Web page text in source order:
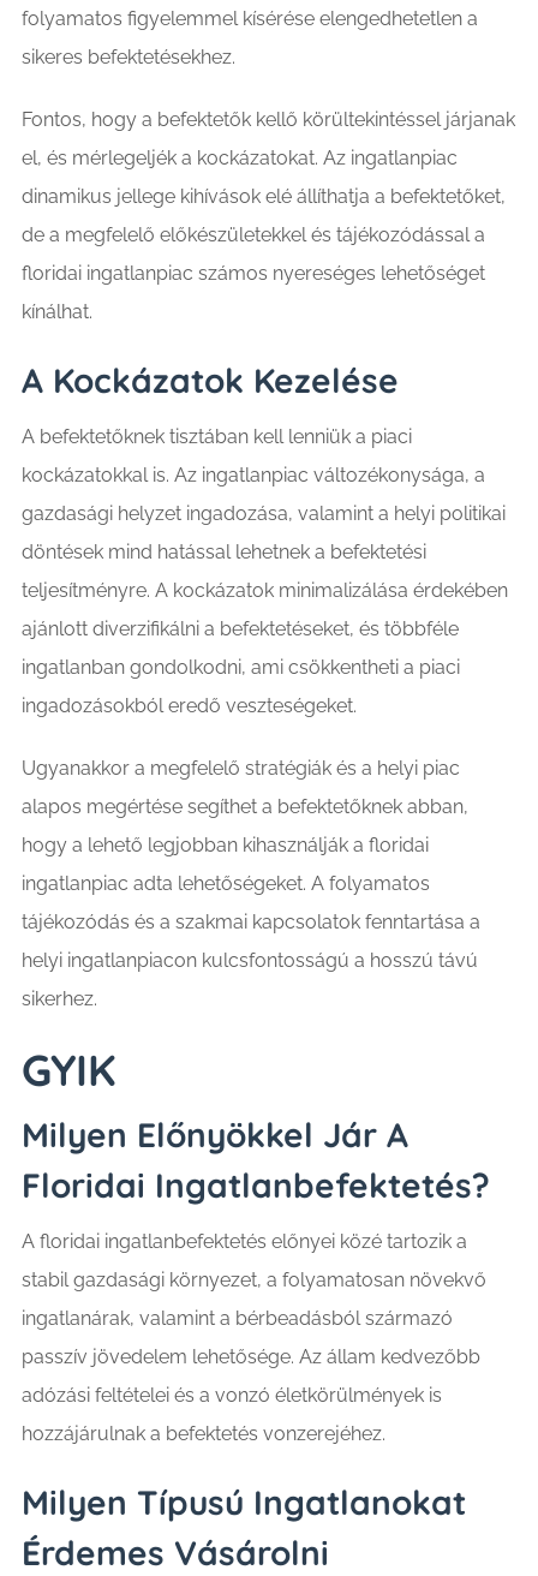
folyamatos figyelemmel kísérése elengedhetetlen a
sikeres befektetésekhez.
Fontos, hogy a befektetők kellő körültekintéssel járjanak
el, és mérlegeljék a kockázatokat. Az ingatlanpiac
dinamikus jellege kihívások elé állíthatja a befektetőket,
de a megfelelő előkészületekkel és tájékozódással a
floridai ingatlanpiac számos nyereséges lehetőséget
kínálhat.
A Kockázatok Kezelése
A befektetőknek tisztában kell lenniük a piaci
kockázatokkal is. Az ingatlanpiac változékonysága, a
gazdasági helyzet ingadozása, valamint a helyi politikai
döntések mind hatással lehetnek a befektetési
teljesítményre. A kockázatok minimalizálása érdekében
ajánlott diverzifikálni a befektetéseket, és többféle
ingatlanban gondolkodni, ami csökkentheti a piaci
ingadozásokból eredő veszteségeket.
Ugyanakkor a megfelelő stratégiák és a helyi piac
alapos megértése segíthet a befektetőknek abban,
hogy a lehető legjobban kihasználják a floridai
ingatlanpiac adta lehetőségeket. A folyamatos
tájékozódás és a szakmai kapcsolatok fenntartása a
helyi ingatlanpiacon kulcsfontosságú a hosszú távú
sikerhez.
GYIK
Milyen Előnyökkel Jár A
Floridai Ingatlanbefektetés?
A floridai ingatlanbefektetés előnyei közé tartozik a
stabil gazdasági környezet, a folyamatosan növekvő
ingatlanárak, valamint a bérbeadásból származó
passzív jövedelem lehetősége. Az állam kedvezőbb
adózási feltételei és a vonzó életkörülmények is
hozzájárulnak a befektetés vonzerejéhez.
Milyen Típusú Ingatlanokat
Érdemes Vásárolni